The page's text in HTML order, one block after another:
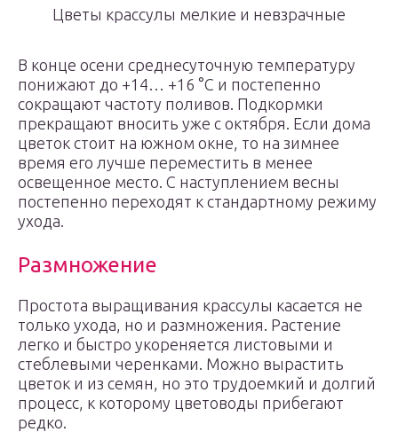
Цветы крассулы мелкие и невзрачные
В конце осени среднесуточную температуру
понижают до +14… +16 °С и постепенно
сокращают частоту поливов. Подкормки
прекращают вносить уже с октября. Если дома
цветок стоит на южном окне, то на зимнее
время его лучше переместить в менее
освещенное место. С наступлением весны
постепенно переходят к стандартному режиму
ухода.
Размножение
Простота выращивания крассулы касается не
только ухода, но и размножения. Растение
легко и быстро укореняется листовыми и
стеблевыми черенками. Можно вырастить
цветок и из семян, но это трудоемкий и долгий
процесс, к которому цветоводы прибегают
редко.